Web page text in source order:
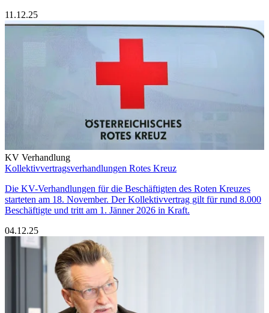
11.12.25
KV Verhandlung
Kollektivvertragsverhandlungen Rotes Kreuz
Die KV-Verhandlungen für die Beschäftigten des Roten Kreuzes
starteten am 18. November. Der Kollektivvertrag gilt für rund 8.000
Beschäftigte und tritt am 1. Jänner 2026 in Kraft.
04.12.25